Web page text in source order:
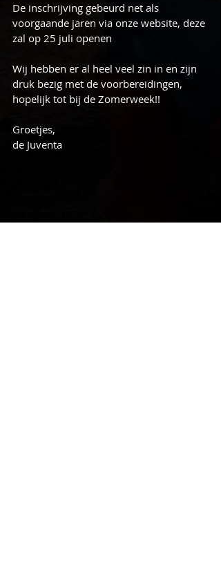
De inschrijving gebeurd net als
voorgaande jaren via onze website, deze
zal op 25 juli openen
Wij hebben er al heel veel zin in en zijn
druk bezig met de voorbereidingen,
hopelijk tot bij de Zomerweek!!
Groetjes,
de Juventa